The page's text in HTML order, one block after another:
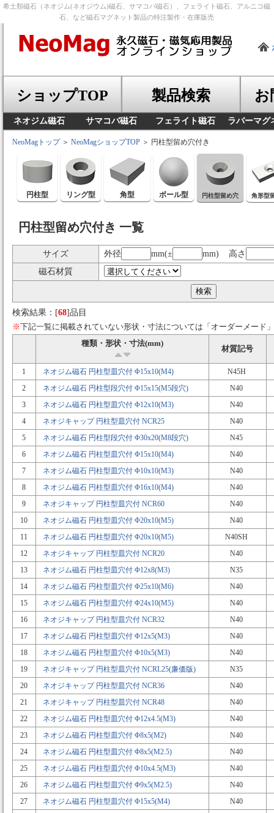
希土類磁石（ネオジム(ネオジウム)磁石、サマコバ磁石）、フェライト磁石、アルニコ磁
石、など磁石マグネット製品の特注製作・在庫販売
ショップTOP 製品検索 お
ネオジム磁石 サマコバ磁石 フェライト磁石 ラバーマグ
NeoMagトップ＞ NeoMagショップTOP ＞ 円柱型留め穴付き
円柱型 リング型 角型 ボール型 円柱型留め穴 角形型
円柱型留め穴付き 一覧
サイズ 外径 mm(±
mm) 高さ
磁石材質
検索結果：[68]品目
※下記一覧に掲載されていない形状・寸法については「オーダーメード
種類・形状・寸法(mm)
材質記号
1 ネオジム磁石 円柱型皿穴付 Φ15x10(M4)
N45H
2
ネオジム磁石 円柱型段穴付 Φ15x15(M5段穴)
N40
3
ネオジム磁石 円柱型皿穴付 Φ12x10(M3)
N40
4
ネオジキャップ 円柱型皿穴付 NCR25
N40
5
ネオジム磁石 円柱型段穴付 Φ30x20(M8段穴)
N45
6
ネオジム磁石 円柱型皿穴付 Φ15x10(M4)
N40
7
ネオジム磁石 円柱型皿穴付 Φ10x10(M3)
N40
8
ネオジム磁石 円柱型皿穴付 Φ16x10(M4)
N40
9
ネオジキャップ 円柱型皿穴付 NCR60
N40
10
ネオジム磁石 円柱型皿穴付 Φ20x10(M5)
N40
11
ネオジム磁石 円柱型皿穴付 Φ20x10(M5)
N40SH
12
ネオジキャップ 円柱型皿穴付 NCR20
N40
13
ネオジム磁石 円柱型皿穴付 Φ12x8(M3)
N35
14
ネオジム磁石 円柱型皿穴付 Φ25x10(M6)
N40
15
ネオジム磁石 円柱型皿穴付 Φ24x10(M5)
N40
16
ネオジキャップ 円柱型皿穴付 NCR32
N40
17
ネオジム磁石 円柱型皿穴付 Φ12x5(M3)
N40
18
ネオジム磁石 円柱型皿穴付 Φ10x5(M3)
N40
19
ネオジキャップ 円柱型皿穴付 NCRL25(廉価版)
N35
20
ネオジキャップ 円柱型皿穴付 NCR36
N40
21
ネオジキャップ 円柱型皿穴付 NCR48
N40
22
ネオジム磁石 円柱型皿穴付 Φ12x4.5(M3)
N40
23
ネオジム磁石 円柱型皿穴付 Φ8x5(M2)
N40
24
ネオジム磁石 円柱型皿穴付 Φ8x5(M2.5)
N40
25
ネオジム磁石 円柱型皿穴付 Φ10x4.5(M3)
N40
26
ネオジム磁石 円柱型皿穴付 Φ9x5(M2.5)
N40
27
ネオジム磁石 円柱型皿穴付 Φ15x5(M4)
N40